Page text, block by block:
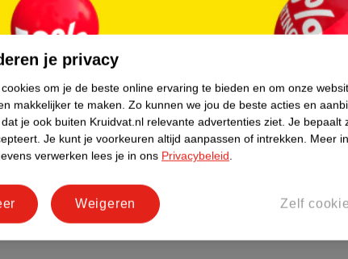
je privacy
om je de beste online ervaring te bieden en om onze
makkelijker te maken. Zo kunnen we jou de beste acties en
je ook buiten Kruidvat.nl relevante advertenties ziet. Je bepaalt
Je kunt je voorkeuren altijd aanpassen of intrekken. Meer
verwerken lees je in ons Privacybeleid.
Zelf
Weigeren